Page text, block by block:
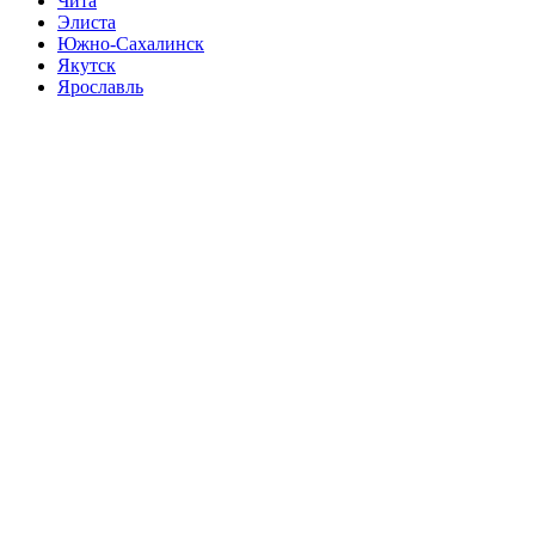
Элиста
Южно-Сахалинск
Якутск
Ярославль